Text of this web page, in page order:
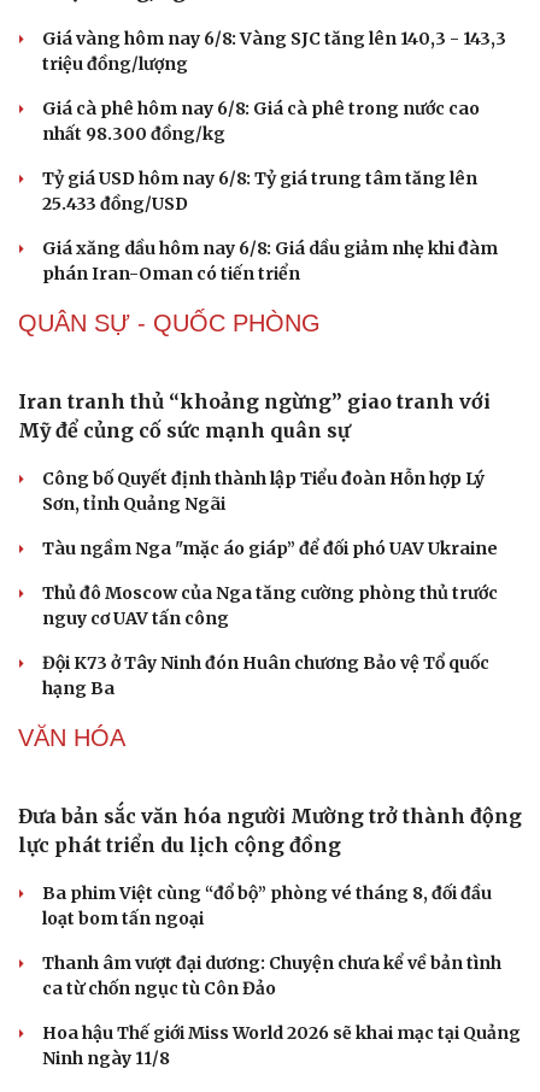
Giá vàng hôm nay 6/8: Vàng SJC tăng lên 140,3 - 143,3
triệu đồng/lượng
Giá cà phê hôm nay 6/8: Giá cà phê trong nước cao
nhất 98.300 đồng/kg
Tỷ giá USD hôm nay 6/8: Tỷ giá trung tâm tăng lên
25.433 đồng/USD
Giá xăng dầu hôm nay 6/8: Giá dầu giảm nhẹ khi đàm
phán Iran-Oman có tiến triển
QUÂN SỰ - QUỐC PHÒNG
Iran tranh thủ “khoảng ngừng” giao tranh với
Mỹ để củng cố sức mạnh quân sự
Công bố Quyết định thành lập Tiểu đoàn Hỗn hợp Lý
Sơn, tỉnh Quảng Ngãi
Tàu ngầm Nga "mặc áo giáp” để đối phó UAV Ukraine
Thủ đô Moscow của Nga tăng cường phòng thủ trước
nguy cơ UAV tấn công
Đội K73 ở Tây Ninh đón Huân chương Bảo vệ Tổ quốc
hạng Ba
VĂN HÓA
Đưa bản sắc văn hóa người Mường trở thành động
lực phát triển du lịch cộng đồng
Ba phim Việt cùng “đổ bộ” phòng vé tháng 8, đối đầu
loạt bom tấn ngoại
Thanh âm vượt đại dương: Chuyện chưa kể về bản tình
ca từ chốn ngục tù Côn Đảo
Hoa hậu Thế giới Miss World 2026 sẽ khai mạc tại Quảng
Ninh ngày 11/8